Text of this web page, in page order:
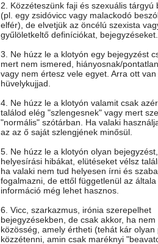
2. Közzéteszünk faji és szexuális tárgyú
(pl. egy zsidóvicc vagy malackodó
elfér), de elvetjük az öncélú szexista
gyűlöletkeltő definíciókat, bejegyzéseket.
3. Ne húzz le a klotyón egy bejegyzést
mert nem ismered, hiányosnak/
vagy nem értesz vele egyet. Arra ott
hüvelykujjad.
4. Ne húzz le a klotyón valamit csak
találod elég "szlengesnek" vagy mert
"normális" szótárban. Ha valaki
az az ő saját szlengjének minősül.
5. Ne húzz le a klotyón olyan
helyesírási hibákat, elütéseket vélsz
ha valaki nem tud helyesen írni és
fogalmazni, de ettől függetlenül az
információ még lehet hasznos.
6. Vicc, szarkazmus, irónia szerepelhet
bejegyzésekben, de csak akkor, ha nem
közösség, amely értheti (tehát kár olyan
közzétenni, amin csak maréknyi